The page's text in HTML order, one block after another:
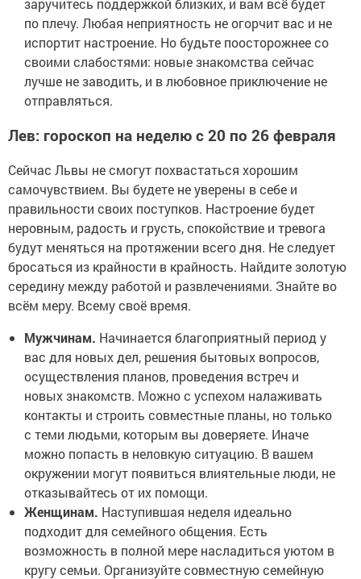
заручитесь поддержкой близких, и вам всё будет
по плечу. Любая неприятность не огорчит вас и не
испортит настроение. Но будьте поосторожнее со
своими слабостями: новые знакомства сейчас
лучше не заводить, и в любовное приключение не
отправляться.
Лев: гороскоп на неделю с 20 по 26 февраля
Сейчас Львы не смогут похвастаться хорошим
самочувствием. Вы будете не уверены в себе и
правильности своих поступков. Настроение будет
неровным, радость и грусть, спокойствие и тревога
будут меняться на протяжении всего дня. Не следует
бросаться из крайности в крайность. Найдите золотую
середину между работой и развлечениями. Знайте во
всём меру. Всему своё время.
Мужчинам. Начинается благоприятный период у
вас для новых дел, решения бытовых вопросов,
осуществления планов, проведения встреч и
новых знакомств. Можно с успехом налаживать
контакты и строить совместные планы, но только
с теми людьми, которым вы доверяете. Иначе
можно попасть в неловкую ситуацию. В вашем
окружении могут появиться влиятельные люди, не
отказывайтесь от их помощи.
Женщинам. Наступившая неделя идеально
подходит для семейного общения. Есть
возможность в полной мере насладиться уютом в
кругу семьи. Организуйте совместную семейную